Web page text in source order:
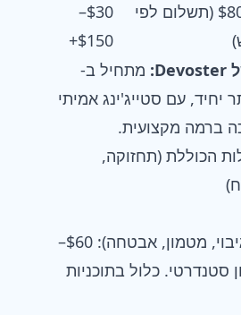
$12–$80 (תשלום לפי
$30–
$150+
מתחיל ב-
יחיד, עם סטייג'ינג אמיתי
ברמה מקצועית.
הכוללת (תחזוקה,
תוספים נוספים (גיבוי, מטמון, אבטחה): $60–
סטנדרטי. כלול בתוכניות